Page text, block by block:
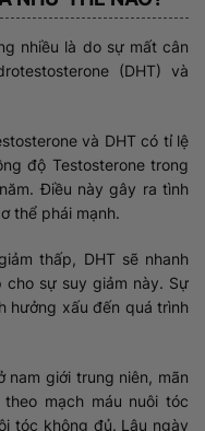
nhiều là do sự mất cân
(DHT) và
và DHT có tỉ lệ
độ Testosterone trong
Điều này gây ra tình
thể phái mạnh.
thấp, DHT sẽ nhanh
sự suy giảm này. Sự
hưởng xấu đến quá trình
giới trung niên, mãn
mạch máu nuôi tóc
tóc không đủ. Lâu ngày